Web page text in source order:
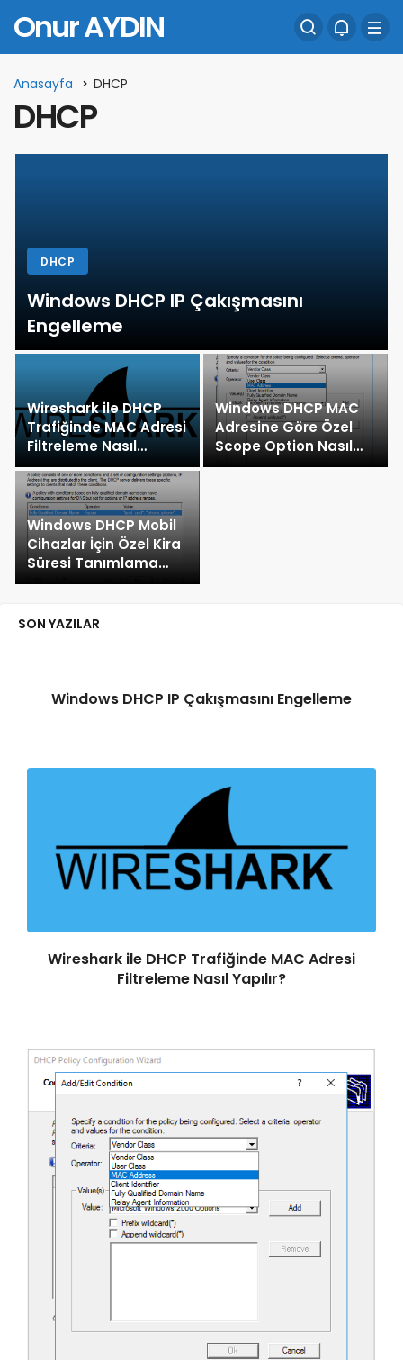
Onur AYDIN
Anasayfa DHCP
DHCP
DHCP
Windows DHCP IP Çakışmasını
Engelleme
Wireshark ile DHCP
Trafiğinde MAC Adresi
Filtreleme Nasıl
Yapılır?
Windows DHCP MAC
Adresine Göre Özel
Scope Option Nasıl
Tanımlanır?
Windows DHCP Mobil
Cihazlar İçin Özel Kira
Süresi Tanımlama
Nasıl Yapılır?
SON YAZILAR
Windows DHCP IP Çakışmasını Engelleme
Wireshark ile DHCP Trafiğinde MAC Adresi
Filtreleme Nasıl Yapılır?